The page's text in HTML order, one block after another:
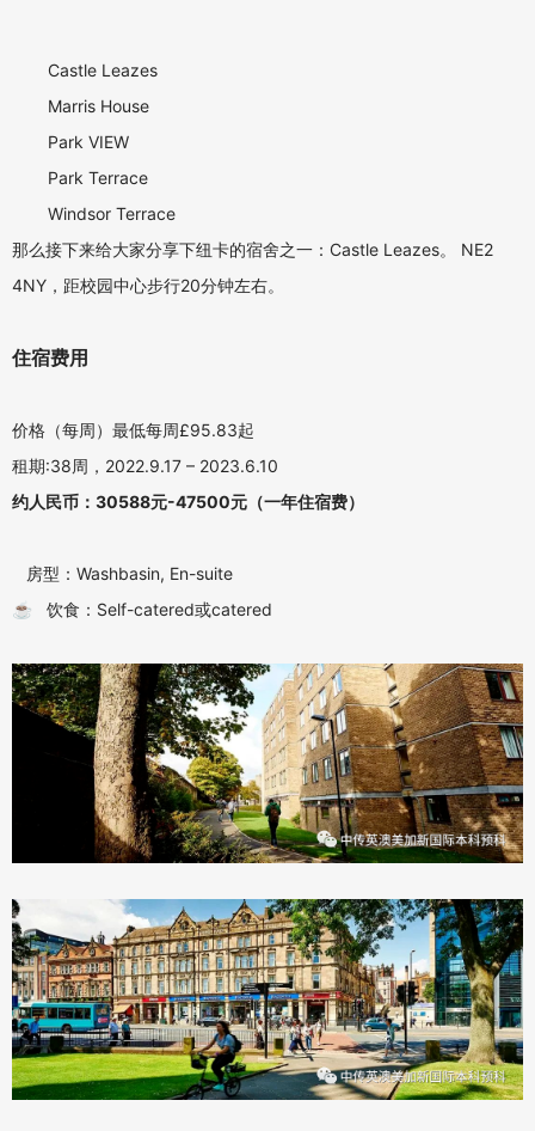
Castle Leazes
Marris House
Park VIEW
Park Terrace
Windsor Terrace
那么接下来给大家分享下纽卡的宿舍之一：Castle Leazes。 NE2
4NY，距校园中心步行20分钟左右。
住宿费用
价格（每周）最低每周£95.83起
租期:38周，2022.9.17 – 2023.6.10
约人民币：30588元-47500元（一年住宿费）
房型：Washbasin, En-suite
☕️ 饮食：Self-catered或catered